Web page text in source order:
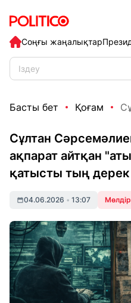
Соңғы жаңалықтар
Басты бет Қоғам
Сұлтан
ақпарат айтқан
қатысты тың
04.06.2026 • 13:07